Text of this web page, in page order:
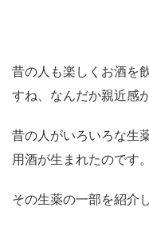
昔の人も楽しくお酒を
すね、なんだか親近感
昔の人がいろいろな生
用酒が生まれたのです。
その生薬の一部を紹介